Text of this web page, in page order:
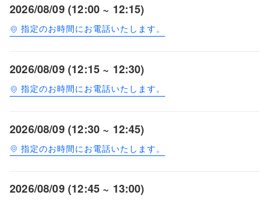
2026/08/09 (12:00 ~ 12:15)
指定のお時間にお電話いたします。
2026/08/09 (12:15 ~ 12:30)
指定のお時間にお電話いたします。
2026/08/09 (12:30 ~ 12:45)
指定のお時間にお電話いたします。
2026/08/09 (12:45 ~ 13:00)